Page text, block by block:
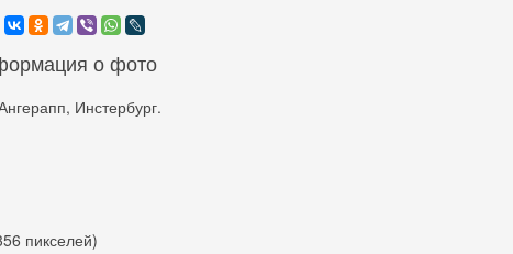
о фото
Инстербург.
пикселей)